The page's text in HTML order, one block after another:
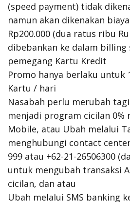
(speed payment) tidak
namun akan dikenakan
Rp200.000 (dua ratus ribu
dibebankan ke dalam
pemegang Kartu Kredit
Promo hanya berlaku untuk
Kartu / hari
Nasabah perlu merubah
menjadi program cicilan 0%
Mobile, atau Ubah melalui
menghubungi contact center
999 atau +62-21-26506300
untuk mengubah transaksi
cicilan, dan atau
Ubah melalui SMS banking